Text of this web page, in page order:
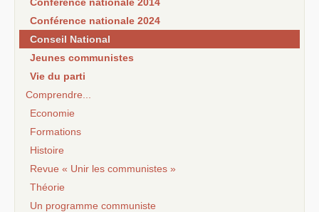
Conférence nationale 2024
Conseil National
Jeunes communistes
Vie du parti
Comprendre...
Economie
Formations
Histoire
Revue « Unir les communistes »
Théorie
Un programme communiste